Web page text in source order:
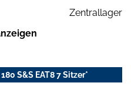
Zentrallager
S&S EAT8 7 Sitzer*